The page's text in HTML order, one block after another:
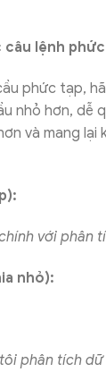
câu lệnh
phức tạp,
nhỏ hơn, dễ
và mang
với phân
nhỏ):
phân tích